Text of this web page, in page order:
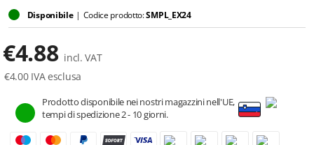
Disponibile | Codice prodotto:SMPL_EX24
€4.88 incl. VAT
€4.00IVA esclusa
Prodotto disponibile nei nostri magazzini nell'UE,
tempi di spedizione 2 - 10 giorni.